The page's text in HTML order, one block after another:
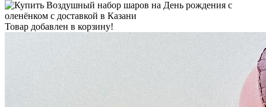
Товар добавлен в корзину!